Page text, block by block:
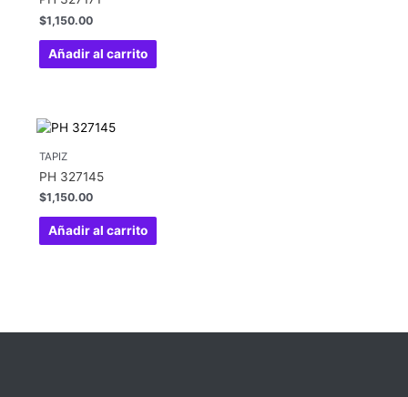
$1,150.00
Añadir al carrito
TAPIZ
PH 327145
$1,150.00
Añadir al carrito